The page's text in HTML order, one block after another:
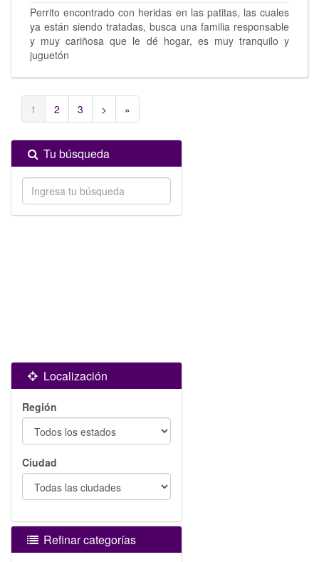
Perrito encontrado con heridas en las patitas, las cuales
ya están siendo tratadas, busca una familia responsable
y muy cariñosa que le dé hogar, es muy tranquilo y
juguetón
1 2 3 > »
Tu búsqueda
Localización
Región
Ciudad
Refinar categorías